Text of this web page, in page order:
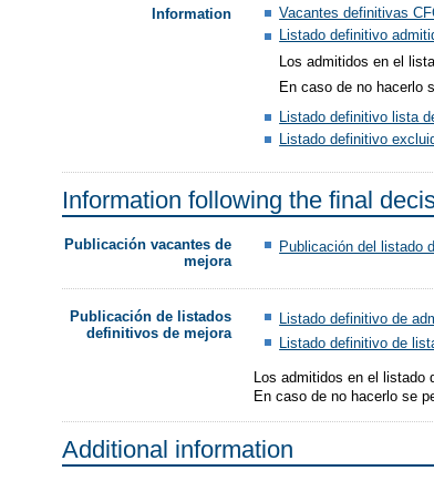
Information
Vacantes definitivas
Listado definitivo
Los admitidos en el
En caso de no hacerlo
Listado definitivo lista
Listado definitivo
Information following the final
Publicación vacantes de
mejora
Publicación del listado
Publicación de listados
definitivos de mejora
Listado definitivo de
Listado definitivo de
Los admitidos en el
En caso de no hacerlo se
Additional information